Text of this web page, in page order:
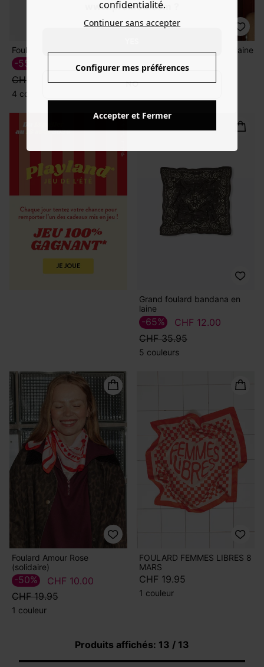
www.promod.com ?
NO
Foulard en broderie anglaise
CHF 12.00
CHF 25.95
-55%
4 couleurs
Foulard carré léopard en laine
CHF 10.00
CHF 35.95
-70%
Grand foulard bandana en
laine
CHF 12.00
CHF 35.95
-65%
5 couleurs
Foulard Amour Rose
(solidaire)
CHF 10.00
CHF 19.95
-50%
1 couleur
FOULARD FEMMES LIBRES 8
MARS
CHF 19.95
1 couleur
Produits affichés: 13 / 13
confidentialité.
Continuer sans accepter
Configurer mes préférences
Accepter et Fermer